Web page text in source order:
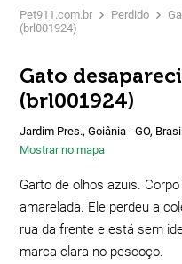
Pet911.com.br Perdido
(brl001924)
Gato
(brl001924)
Jardim Pres., Goiânia - GO, Brasil
Mostrar no mapa
Garto de olhos azuis.
amarelada. Ele perdeu a
rua da frente e está sem
marca clara no pescoço.